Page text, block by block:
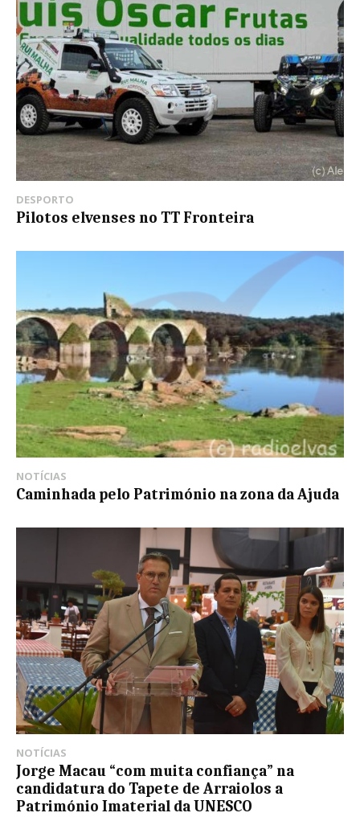
DESPORTO
Pilotos elvenses no TT Fronteira
NOTÍCIAS
Caminhada pelo Património na zona da Ajuda
NOTÍCIAS
Jorge Macau “com muita confiança” na
candidatura do Tapete de Arraiolos a
Património Imaterial da UNESCO